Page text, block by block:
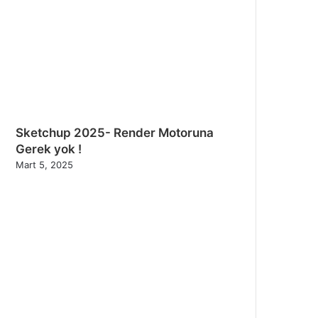
Sketchup 2025- Render Motoruna
Gerek yok !
Mart 5, 2025